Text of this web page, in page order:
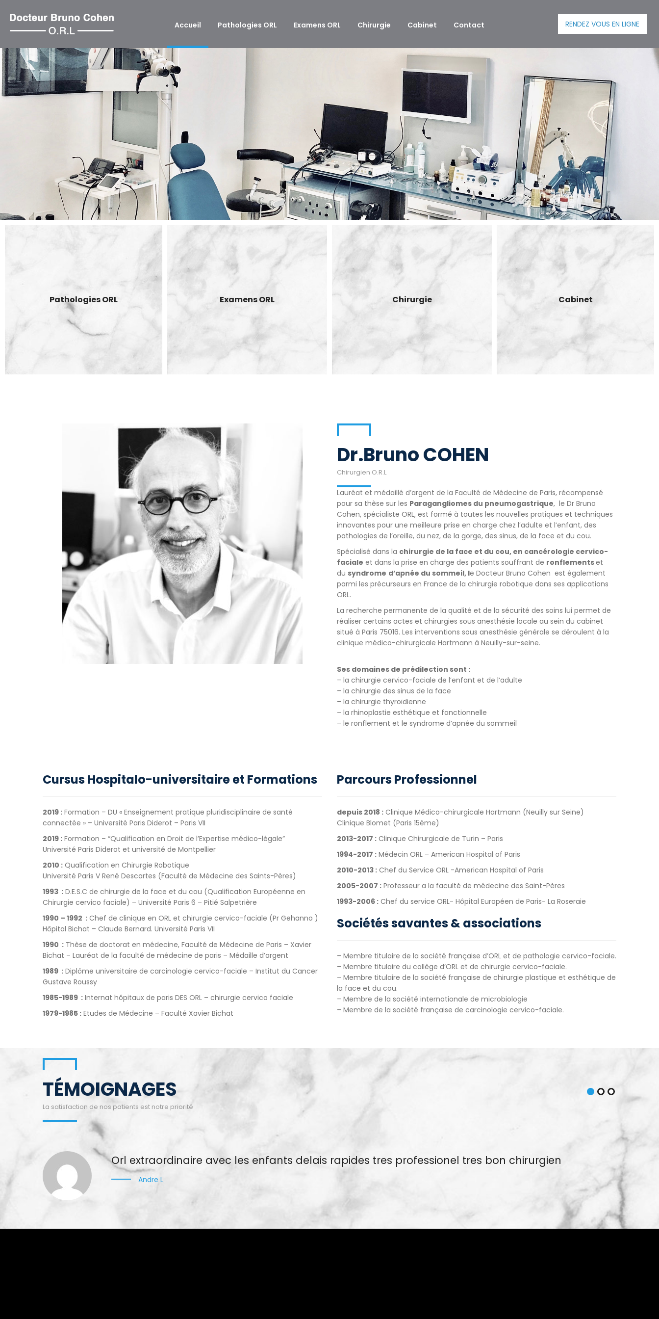
RENDEZ VOUS EN LIGNE
Accueil Pathologies ORL Examens ORL Chirurgie Cabinet Contact
Pathologies ORL Examens ORL Chirurgie Cabinet
Dr.Bruno COHEN
Chirurgien O.R.L
Lauréat et médaillé d’argent de la Faculté de Médecine de Paris, récompensé
pour sa thèse sur les Paragangliomes du pneumogastrique, le Dr Bruno
Cohen, spécialiste ORL, est formé à toutes les nouvelles pratiques et techniques
innovantes pour une meilleure prise en charge chez l’adulte et l’enfant, des
pathologies de l’oreille, du nez, de la gorge, des sinus, de la face et du cou.
Spécialisé dans la chirurgie de la face et du cou, en cancérologie cervico-
faciale et dans la prise en charge des patients souffrant de ronflementset
du syndrome d’apnée du sommeil, le Docteur Bruno Cohen est également
parmi les précurseurs en France de la chirurgie robotique dans ses applications
ORL.
La recherche permanente de la qualité et de la sécurité des soins lui permet de
réaliser certains actes et chirurgies sous anesthésie locale au sein du cabinet
situé à Paris 75016. Les interventions sous anesthésie générale se déroulent à la
clinique médico-chirurgicale Hartmann à Neuilly-sur-seine.
Ses domaines de prédilection sont :
– la chirurgie cervico-faciale de l’enfant et de l’adulte
– la chirurgie des sinus de la face
– la chirurgie thyroïdienne
– la rhinoplastie esthétique et fonctionnelle
– le ronflement et le syndrome d’apnée du sommeil
Cursus Hospitalo-universitaire et Formations
2019 : Formation – DU « Enseignement pratique pluridisciplinaire de santé
connectée » – Université Paris Diderot – Paris VII
2019 : Formation – “Qualification en Droit de l’Expertise médico-légale”
Université Paris Diderot et université de Montpellier
2010 : Qualification en Chirurgie Robotique
Université Paris V René Descartes (Faculté de Médecine des Saints-Pères)
1993 : D.E.S.C de chirurgie de la face et du cou (Qualification Européenne en
Chirurgie cervico faciale) – Université Paris 6 – Pitié Salpetrière
1990 – 1992 : Chef de clinique en ORL et chirurgie cervico-faciale (Pr Gehanno )
Hôpital Bichat – Claude Bernard. Université Paris VII
1990 : Thèse de doctorat en médecine, Faculté de Médecine de Paris – Xavier
Bichat – Lauréat de la faculté de médecine de paris – Médaille d’argent
1989 : Diplôme universitaire de carcinologie cervico-faciale – Institut du Cancer
Gustave Roussy
1985-1989 : Internat hôpitaux de paris DES ORL – chirurgie cervico faciale
1979-1985 : Etudes de Médecine – Faculté Xavier Bichat
Parcours Professionnel
depuis 2018 : Clinique Médico-chirurgicale Hartmann (Neuilly sur Seine)
Clinique Blomet (Paris 15ème)
2013-2017 : Clinique Chirurgicale de Turin – Paris
1994-2017 : Médecin ORL – American Hospital of Paris
2010-2013 : Chef du Service ORL -American Hospital of Paris
2005-2007 : Professeur a la faculté de médecine des Saint-Pères
1993-2006 : Chef du service ORL- Hôpital Européen de Paris- La Roseraie
Sociétés savantes & associations
– Membre titulaire de la société française d’ORL et de pathologie cervico-faciale.
– Membre titulaire du collège d’ORL et de chirurgie cervico-faciale.
– Membre titulaire de la société française de chirurgie plastique et esthétique de
la face et du cou.
– Membre de la société internationale de microbiologie
– Membre de la société française de carcinologie cervico-faciale.
TÉMOIGNAGES
La satisfaction de nos patients est notre priorité
Orl extraordinaire avec les enfants delais rapides tres professionel tres bon chirurgien
Andre L
BACK
TUMEURS DE LA FACE ET DU COU
PATHOLOGIES DES GLANDES SALIVAIRES
PATHOLOGIES ORL DE L’ENFANT
PATHOLOGIES DE L’OREILLE INTERNE
PATHOLOGIES DE L’OREILLE ET SURDITÉ
PATHOLOGIES DU NEZ ET DES SINUS
PATHOLOGIES DE LA GLANDE THYROÏDE
TROUBLES DE LA VOIX ET DE LA DÉGLUTITION
CHIRURGIE ESTHÉTIQUE DE LA FACE ET DU COU